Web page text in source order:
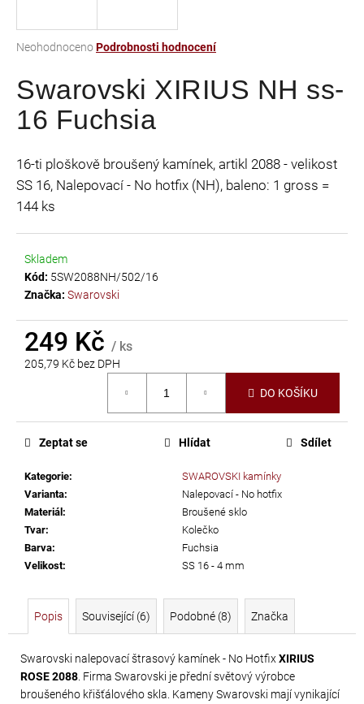
Průměrné
produktu
je
0,0
hvězdiček.
NeohodnocenoPodrobnosti hodnocení
Swarovski XIRIUS NH ss-
16 Fuchsia
16-ti ploškově broušený kamínek, artikl 2088 - velikost
SS 16, Nalepovací - No hotfix (NH), baleno: 1 gross =
144 ks
Skladem
Kód: 5SW2088NH/502/16
Značka: Swarovski
249 Kč / ks
205,79 Kč bez DPH
DO KOŠÍKU
Kategorie:
SWAROVSKI kamínky
Varianta:
Nalepovací - No hotfix
Materiál:
Broušené sklo
Tvar:
Kolečko
Barva:
Fuchsia
Velikost: SS 16 - 4 mm
Zeptat se Hlídat Sdílet
Popis Související (6) Podobné (8) Značka
Swarovski nalepovací štrasový kamínek - No HotfixXIRIUS
ROSE 2088 . Firma Swarovski je přední světový výrobce
broušeného křišťálového skla. Kameny Swarovski mají vynikající
j
t
?
HLEDAT
D
o
p
u
e
m
PRECIOSA
VIVA12
NH
SS-
CRYSTAL
69
Kč